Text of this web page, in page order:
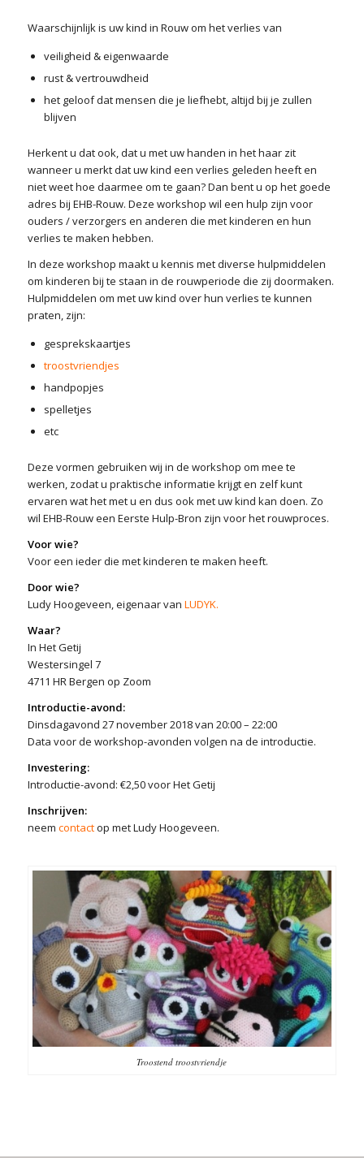
Waarschijnlijk is uw kind in Rouw om het verlies van
veiligheid & eigenwaarde
rust & vertrouwdheid
het geloof dat mensen die je liefhebt, altijd bij je zullen
blijven
Herkent u dat ook, dat u met uw handen in het haar zit
wanneer u merkt dat uw kind een verlies geleden heeft en
niet weet hoe daarmee om te gaan? Dan bent u op het goede
adres bij EHB-Rouw. Deze workshop wil een hulp zijn voor
ouders / verzorgers en anderen die met kinderen en hun
verlies te maken hebben.
In deze workshop maakt u kennis met diverse hulpmiddelen
om kinderen bij te staan in de rouwperiode die zij doormaken.
Hulpmiddelen om met uw kind over hun verlies te kunnen
praten, zijn:
gesprekskaartjes
troostvriendjes
handpopjes
spelletjes
etc
Deze vormen gebruiken wij in de workshop om mee te
werken, zodat u praktische informatie krijgt en zelf kunt
ervaren wat het met u en dus ook met uw kind kan doen. Zo
wil EHB-Rouw een Eerste Hulp-Bron zijn voor het rouwproces.
Voor wie?
Voor een ieder die met kinderen te maken heeft.
Door wie?
Ludy Hoogeveen, eigenaar van LUDYK.
Waar?
In Het Getij
Westersingel 7
4711 HR Bergen op Zoom
Introductie-avond:
Dinsdagavond 27 november 2018 van 20:00 – 22:00
Data voor de workshop-avonden volgen na de introductie.
Investering:
Introductie-avond: €2,50 voor Het Getij
Inschrijven:
neem contactop met Ludy Hoogeveen.
Troostend troostvriendje